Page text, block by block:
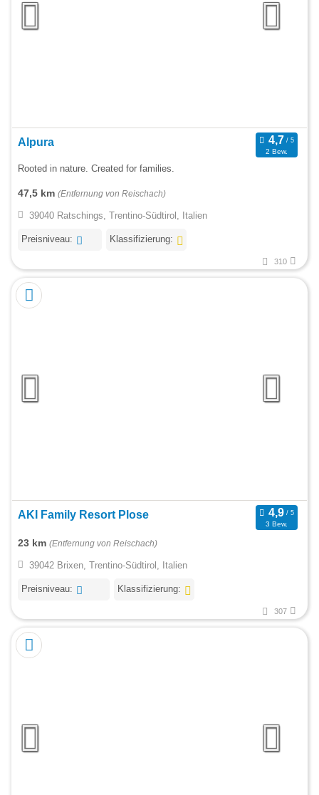
Alpura
2 Bew.
Rooted in nature. Created for families.
47,5 km (Entfernung von Reischach)
39040 Ratschings, Trentino-Südtirol, Italien
Preisniveau: Klassifizierung:
310
AKI Family Resort Plose
3 Bew.
23 km (Entfernung von Reischach)
39042 Brixen, Trentino-Südtirol, Italien
Preisniveau: Klassifizierung:
307